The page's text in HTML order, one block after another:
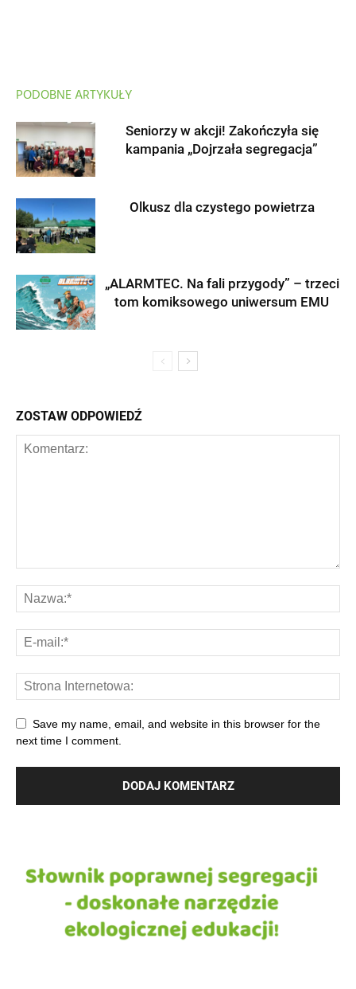
PODOBNE ARTYKUŁY
Seniorzy w akcji! Zakończyła się
kampania „Dojrzała segregacja”
Olkusz dla czystego powietrza
„ALARMTEC. Na fali przygody” – trzeci
tom komiksowego uniwersum EMU
ZOSTAW ODPOWIEDŹ
Save my name, email, and website in this browser for the
next time I comment.